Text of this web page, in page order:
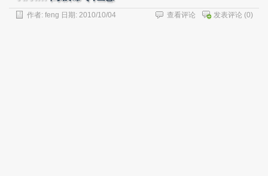
作者: feng 日期: 2010/10/04 发表评论 (0)
查看评论